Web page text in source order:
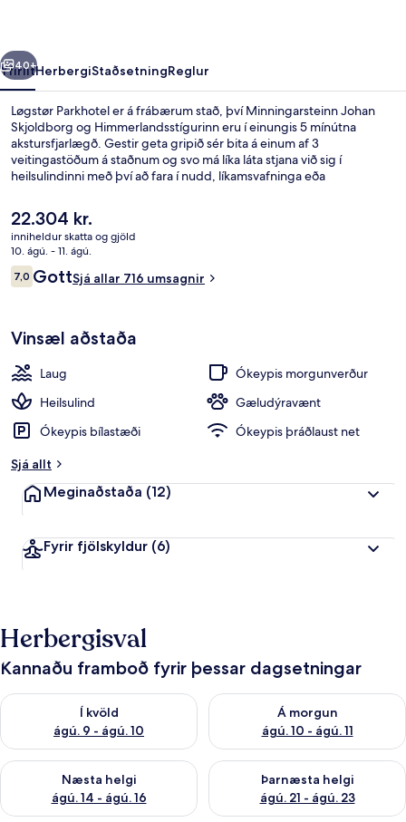
Næsta
40+
YfirlitHerbergiStaðsetningReglur
Løgstør Parkhotel er á frábærum stað, því Minningarsteinn Johan
Skjoldborg og Himmerlandsstígurinn eru í einungis 5 mínútna
akstursfjarlægð. Gestir geta gripið sér bita á einum af 3
veitingastöðum á staðnum og svo má líka láta stjana við sig í
heilsulindinni með því að fara í nudd, líkamsvafninga eða
líkamsræktaraðstaða.
Núverandi
verð
er
22.304 kr.
22.304 kr.
inniheldur skatta og gjöld
10. ágú. - 11. ágú.
Umsagnir
7,07,0 af 10
GottSjá allar 716 umsagnir
Vinsæl aðstaða
Laug
Ókeypis morgunverður
Heilsulind
Gæludýravænt
Ókeypis bílastæði
Ókeypis þráðlaust net
Sjá allt
Meginaðstaða (12)
Fyrir fjölskyldur (6)
Herbergisval
Kannaðu framboð fyrir þessar dagsetningar
Í kvöld
ágú. 9 - ágú. 10
Athuga framboð í kvöld ágú. 9 - ágú. 10
Á morgun
ágú. 10 - ágú. 11
Athuga framboð á morgun
Næsta helgi
ágú. 14 - ágú. 16
Athuga framboð næstu helgi ágú. 14 - ágú. 16
Þarnæsta helgi
ágú. 21 - ágú. 23
Athuga framboð þarnæstu